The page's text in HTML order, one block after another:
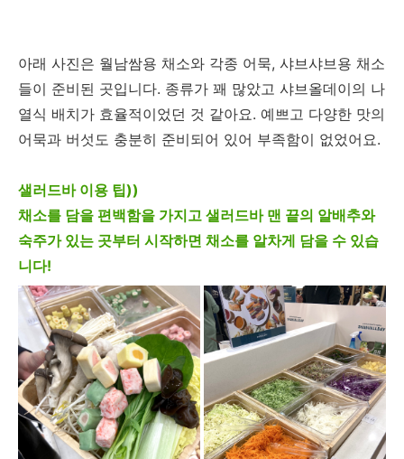
아래 사진은 월남쌈용 채소와 각종 어묵, 샤브샤브용 채소
들이 준비된 곳입니다. 종류가 꽤 많았고 샤브올데이의 나
열식 배치가 효율적이었던 것 같아요. 예쁘고 다양한 맛의
어묵과 버섯도 충분히 준비되어 있어 부족함이 없었어요.
샐러드바 이용 팁))
채소를 담을 편백함을 가지고 샐러드바 맨 끝의 알배추와
숙주가 있는 곳부터 시작하면 채소를 알차게 담을 수 있습
니다!